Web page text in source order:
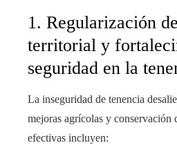
1. Regularización
territorial y
seguridad en la
La inseguridad de tenencia
mejoras agrícolas y conservación
efectivas incluyen: